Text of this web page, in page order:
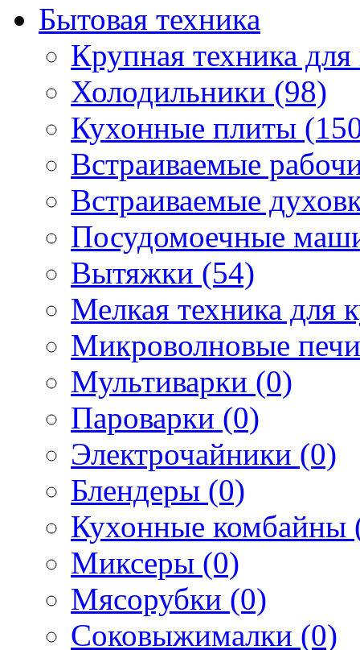
Бытовая техника
Крупная техника
Холодильники (98)
Кухонные плиты
Встраиваемые
Встраиваемые
Посудомоечные
Вытяжки (54)
Мелкая техника для
Микроволновые
Мультиварки (0)
Пароварки (0)
Электрочайники (0)
Блендеры (0)
Кухонные комбайны
Миксеры (0)
Мясорубки (0)
Соковыжималки (0)